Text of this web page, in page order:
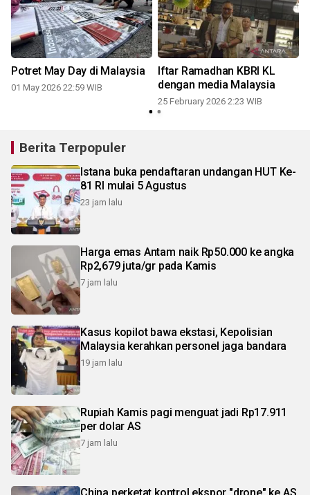
Potret May Day di Malaysia
01 May 2026 22:59 WIB
Iftar Ramadhan KBRI KL
dengan media Malaysia
25 February 2026 2:23 WIB
Berita Terpopuler
Istana buka pendaftaran undangan HUT Ke-
81 RI mulai 5 Agustus
23 jam lalu
Harga emas Antam naik Rp50.000 ke angka
Rp2,679 juta/gr pada Kamis
7 jam lalu
Kasus kopilot bawa ekstasi, Kepolisian
Malaysia kerahkan personel jaga bandara
19 jam lalu
Rupiah Kamis pagi menguat jadi Rp17.911
per dolar AS
7 jam lalu
China perketat kontrol ekspor "drone" ke AS